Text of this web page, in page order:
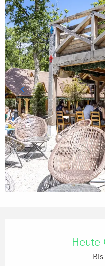
Heute